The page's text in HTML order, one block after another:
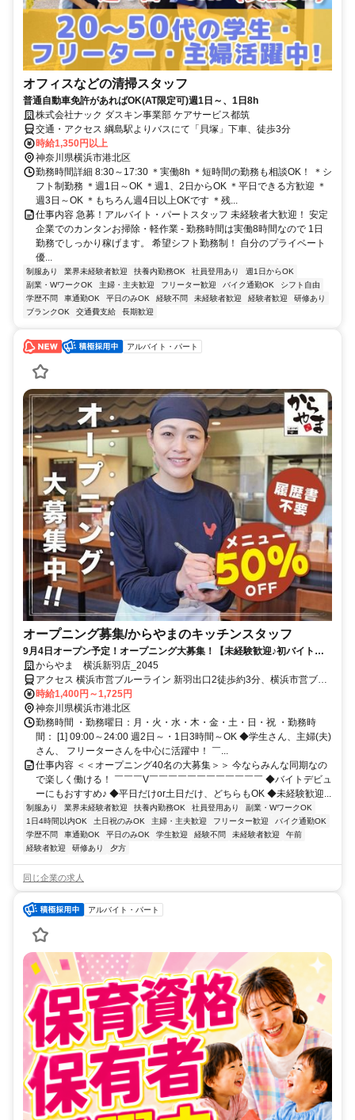
オフィスなどの清掃スタッフ
普通自動車免許があればOK(AT限定可)週1日～、1日8h
株式会社ナック ダスキン事業部 ケアサービス都筑
交通・アクセス 綱島駅よりバスにて「貝塚」下車、徒歩3分
時給1,350円以上
神奈川県横浜市港北区
勤務時間詳細 8:30～17:30 ＊実働8h ＊短時間の勤務も相談OK！ ＊シ
フト制勤務 ＊週1日～OK ＊週1、2日からOK ＊平日できる方歓迎 ＊
週3日～OK ＊もちろん週4日以上OKです ＊残...
仕事内容 急募！アルバイト・パートスタッフ 未経験者大歓迎！ 安定
企業でのカンタンお掃除・軽作業 - 勤務時間は実働8時間なので 1日
勤務でしっかり稼げます。 希望シフト勤務制！ 自分のプライベート
優...
制服あり 業界未経験者歓迎 扶養内勤務OK 社員登用あり
週1日からOK
副業・WワークOK
主婦・主夫歓迎 フリーター歓迎 バイク通勤OK
シフト自由
学歴不問
車通勤OK 平日のみOK 経験不問 未経験者歓迎 経験者歓迎
研修あり
ブランクOK
交通費支給 長期歓迎
アルバイト・パート
オープニング募集/からやまのキッチンスタッフ
9月4日オープン予定！オープニング大募集！【未経験歓迎♪初バイト・
ブランクOK】週2日～＆1日3時間～むりなく働く♪◆副業・Wワーク可
◆主婦（夫）さん・学生さん・フリーターさん活躍中◆まかないはボリ
ューム満点＆半額♪◆面接時は履歴書不要
からやま 横浜新羽店_2045
アクセス 横浜市営ブルーライン 新羽出口2徒歩約3分、横浜市営ブル
ーライン 北新横浜出入口1徒歩約16分、東急新横浜線 新横浜10番口
徒歩約32分 横浜市営ブルーライン「新羽」駅出口2より徒歩3分、バ
ス停「新羽町」下車すぐ
時給1,400円～1,725円
神奈川県横浜市港北区
勤務時間 ・勤務曜日：月・火・水・木・金・土・日・祝 ・勤務時
間： [1] 09:00～24:00 週2日～・1日3時間～OK ◆学生さん、主婦(夫)
さん、 フリーターさんを中心に活躍中！ ￣...
仕事内容 ＜＜オープニング40名の大募集＞＞ 今ならみんな同期なの
で楽しく働ける！ ￣￣￣V￣￣￣￣￣￣￣￣￣￣￣￣ ◆バイトデビュ
ーにもおすすめ♪ ◆平日だけor土日だけ、どちらもOK ◆未経験歓迎...
制服あり 業界未経験者歓迎 扶養内勤務OK 社員登用あり
副業・WワークOK
1日4時間以内OK
土日祝のみOK 主婦・主夫歓迎 フリーター歓迎
バイク通勤OK
学歴不問
車通勤OK 平日のみOK 学生歓迎 経験不問 未経験者歓迎
午前
経験者歓迎
研修あり 夕方
同じ企業の求人
アルバイト・パート